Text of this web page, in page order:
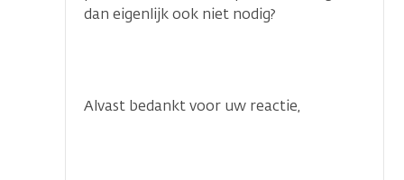
dan eigenlijk ook niet nodig?
Alvast bedankt voor uw reactie,